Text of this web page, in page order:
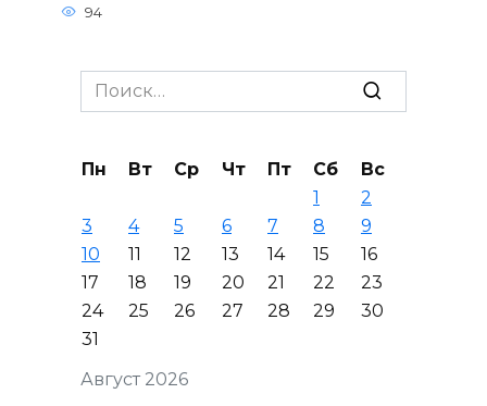
94
Search
for:
Август 2026
Пн Вт Ср Чт Пт Сб
Вс
1
2
3
4 5 6 7 8
9
10
11 12 13 14 15
16
17
18 19 20 21 22
23
24
25 26 27 28 29
30
31